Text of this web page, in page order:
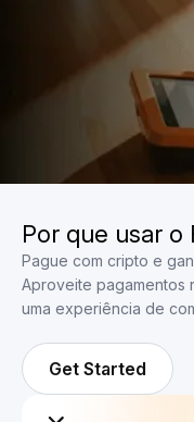
Por que usar o
Pague com cripto e
Aproveite pagamentos
uma experiência de
Get Started